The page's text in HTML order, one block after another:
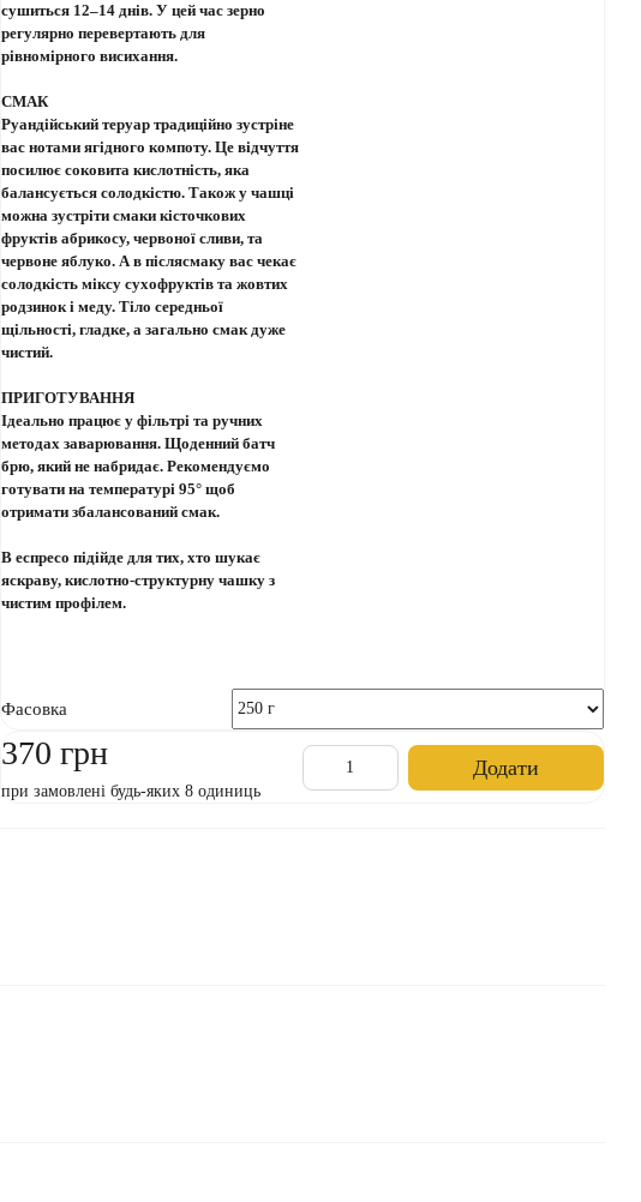
сушиться 12–14 днів. У цей час зерно
регулярно перевертають для
рівномірного висихання.
СМАК
Руандійський теруар традиційно зустріне
вас нотами ягідного компоту. Це відчуття
посилює соковита кислотність, яка
балансується солодкістю. Також у чашці
можна зустріти смаки кісточкових
фруктів абрикосу, червоної сливи, та
червоне яблуко. А в післясмаку вас чекає
солодкість міксу сухофруктів та жовтих
родзинок і меду. Тіло середньої
щільності, гладке, а загально смак дуже
чистий.
ПРИГОТУВАННЯ
Ідеально працює у фільтрі та ручних
методах заварювання. Щоденний батч
брю, який не набридає. Рекомендуємо
готувати на температурі 95° щоб
отримати збалансований смак.
В еспресо підійде для тих, хто шукає
яскраву, кислотно-структурну чашку з
чистим профілем.
Фасовка
370 грн
при замовлені будь-яких 8 одиниць
Додати